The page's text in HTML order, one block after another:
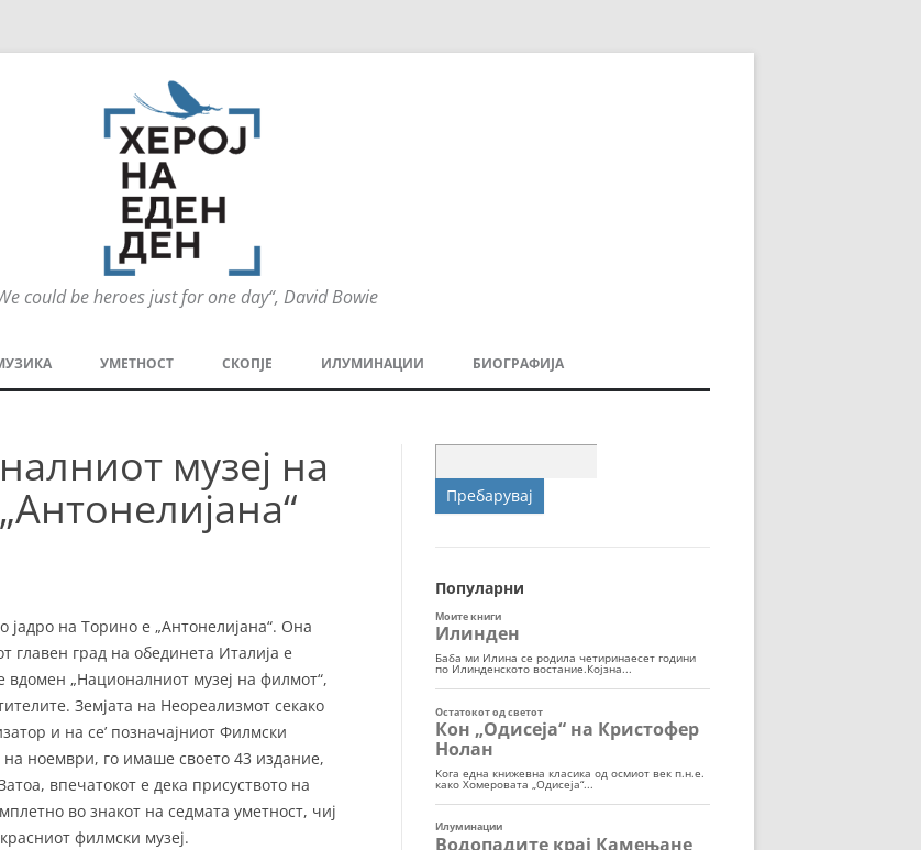
could be heroes just for one day“, David Bowie
содржината
УМЕТНОСТ СКОПЈЕ ИЛУМИНАЦИИ
СПОРТ
БИОГРАФИЈА
музеј на
јадро на Торино е „Антонелијана“. Она
главен град на обединета Италија е
вдомен „Националниот музеј на филмот“,
Земјата на Неореализмот секако
и на се’ позначајниот Филмски
на ноември, го имаше своето 43 издание,
впечатокот е дека присуството на
во знакот на седмата уметност, чиј
филмски музеј.
за:
Популарни